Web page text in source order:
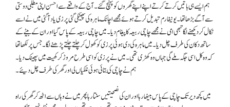
ہم ایسے ہی باتیں کرتے کرتے اپنے اپنے گھروں کو پہنچ گئے۔ آج کے واقعے سے احسن اپنی مطلبی دوستی
سے آگے بڑھا تھا۔ یونیفارم تبدیل کرتے ہوئے مجھے اچانک ماہرہ کی پھینکی گئی پرزی یاد آگئی میں نے اسے
نکال کر دیکھنے لگا تبھی امی نے مجھے چاچی ربیعہ کا پیغام دیا۔ میں چاچی ربیعہ کے پاس گیا اور ان کے بیٹے کے
ساتھ دکان کی طرف چل دیا۔ میں ماہرہ کی دی ہوئی پرزی کو کھول کر چلتے چلتے پڑھنے لگا۔ جس پر لکھا تھا
کہ وہ کل اسی جگہ ملے گی جہاں وہ کھڑی تھی۔ میں نے پرزی کو اسی طرح مروڑ کر کھیت میں پھینک دیا۔
ہم نے چاچی کی بتائی ہوئی نلکیاں لی اور گھر کی طرف چل دیئے۔
میں کچھ دیر تک چاچی کے پاس بیٹھا رہا اور ان کی نصحیتیں سنتا رہا پھر میں نے وہاں سے اٹھ کر گھر کی راہ